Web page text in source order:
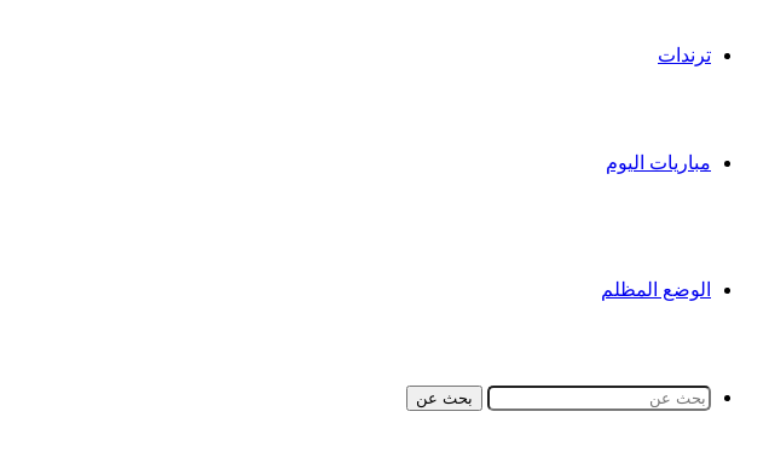
ترندات
مباريات اليوم
الوضع المظلم
بحث عن